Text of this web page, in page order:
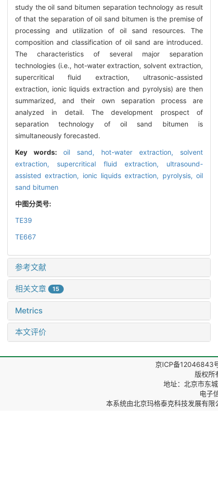
study the oil sand bitumen separation technology as result
of that the separation of oil sand bitumen is the premise of
processing and utilization of oil sand resources. The
composition and classification of oil sand are introduced.
The characteristics of several major separation
technologies (i.e., hot-water extraction, solvent extraction,
supercritical fluid extraction, ultrasonic-assisted
extraction, ionic liquids extraction and pyrolysis) are then
summarized, and their own separation process are
analyzed in detail. The development prospect of
separation technology of oil sand bitumen is
simultaneously forecasted.
Key words: oil sand, hot-water extraction, solvent
extraction, supercritical fluid extraction, ultrasound-
assisted extraction, ionic liquids extraction, pyrolysis,oil
sand bitumen
中图分类号:
TE39
TE667
参考文献
相关文章 15
Metrics
本文评价
京ICP备12046843
版权所
地址：北京市东
电子
本系统由北京玛格泰克科技发展有限